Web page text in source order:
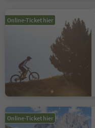
Online-Ticket hier
Online-Ticket hier